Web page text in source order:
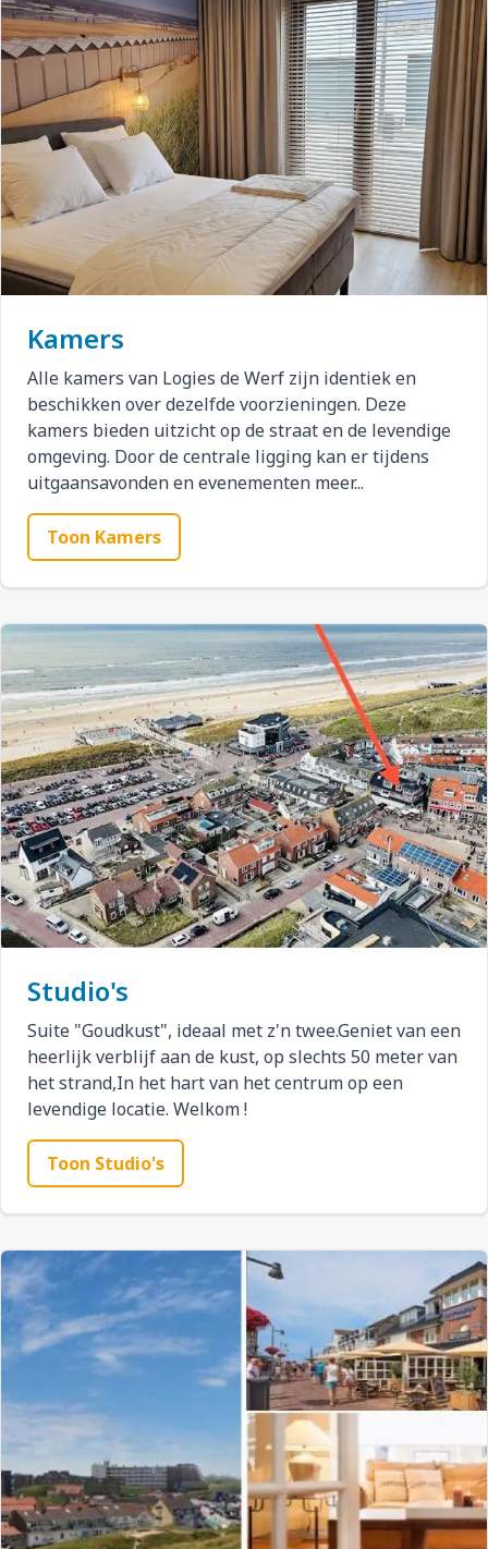
Kamers
Alle kamers van Logies de Werf zijn identiek en
beschikken over dezelfde voorzieningen. Deze
kamers bieden uitzicht op de straat en de levendige
omgeving. Door de centrale ligging kan er tijdens
uitgaansavonden en evenementen meer...
Toon Kamers
Studio's
Suite "Goudkust", ideaal met z'n twee.Geniet van een
heerlijk verblijf aan de kust, op slechts 50 meter van
het strand,In het hart van het centrum op een
levendige locatie. Welkom !
Toon Studio's
Afbeelding